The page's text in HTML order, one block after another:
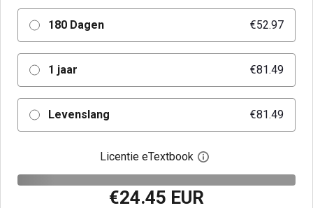
180 Dagen €52.97
1 jaar €81.49
Levenslang €81.49
Licentie eTextbook Open het
€24.45 EUR